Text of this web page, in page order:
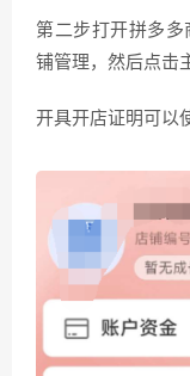
第二步打开拼多
铺管理，然后点击
开具开店证明可以